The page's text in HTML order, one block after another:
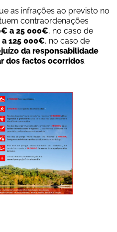
as infrações ao previsto no
contraordenações
a 25 000€, no caso de
125 000€, no caso de
da responsabilidade
dos factos ocorridos.